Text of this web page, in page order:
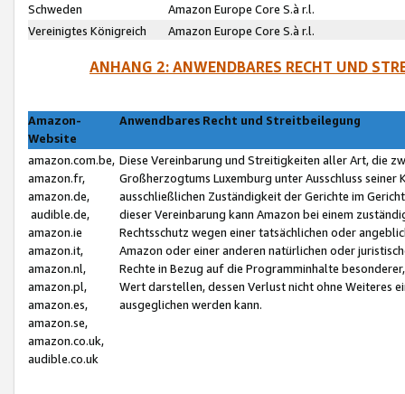
Schweden
Amazon Europe Core S.à r.l.
Vereinigtes Königreich
Amazon Europe Core S.à r.l.
ANHANG 2: ANWENDBARES RECHT UND
Amazon-
Website
Anwendbares Recht und Streitbeilegung
amazon.com.be,
amazon.fr,
amazon.de,
audible.de,
amazon.ie
amazon.it,
amazon.nl,
amazon.pl,
amazon.es,
amazon.se,
amazon.co.uk,
audible.co.uk
Diese Vereinbarung und Streitigkeiten aller Art, die
Großherzogtums Luxemburg unter Ausschluss
ausschließlichen Zuständigkeit der Gerichte im
dieser Vereinbarung kann Amazon bei einem
Rechtsschutz wegen einer tatsächlichen oder
Amazon oder einer anderen natürlichen oder
Rechte in Bezug auf die Programminhalte
Wert darstellen, dessen Verlust nicht ohne Weiteres
ausgeglichen werden kann.